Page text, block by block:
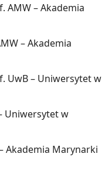
AMW – Akademia
– Akademia
UwB – Uniwersytet w
Uniwersytet w
Akademia Marynarki